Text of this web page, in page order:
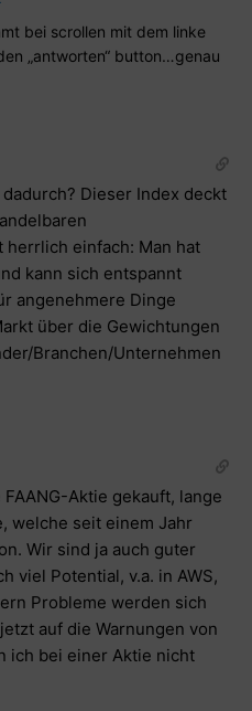
bei scrollen mit dem linke
„antworten“ button…genau
Dieser Index deckt
einfach: Man hat
kann sich entspannt
angenehmere Dinge
über die Gewichtungen
Branchen/Unternehmen
Aktie gekauft, lange
welche seit einem Jahr
Wir sind ja auch guter
viel Potential, v.a. in AWS,
Probleme werden sich
auf die Warnungen von
ich bei einer Aktie nicht